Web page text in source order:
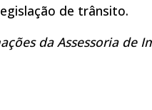
de trânsito.
da Assessoria de